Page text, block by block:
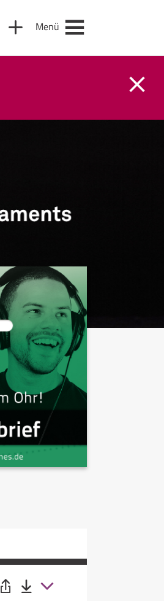
Menü